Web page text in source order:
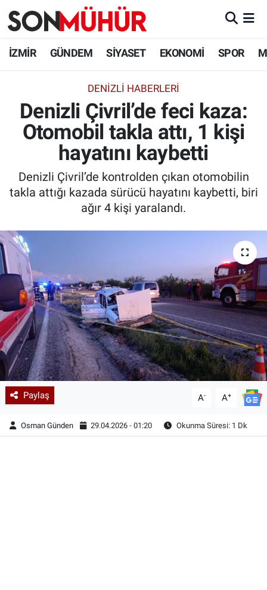
İZMİR GÜNDEM SİYASET EKONOMİ SPOR
DENİZLİ HABERLERİ
Denizli Çivril’de feci kaza:
Otomobil takla attı, 1 kişi
hayatını kaybetti
Denizli Çivril’de kontrolden çıkan otomobilin
takla attığı kazada sürücü hayatını kaybetti, biri
ağır 4 kişi yaralandı.
Paylaş A- A+
Osman Günden 29.04.2026 - 01:20 Okunma Süresi: 1 Dk
İzmir Nöbetçi Eczaneler
İzmir Namaz Vakitleri
İzmir Trafik Yoğunluk Haritası
Süper Lig Puan Durumu ve Fikstür
Tüm Manşetler
Son Dakika Haberleri